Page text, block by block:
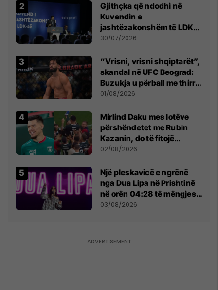
Gjithçka që ndodhi në
Kuvendin e
jashtëzakonshëm të LDK-
së
30/07/2026
“Vrisni, vrisni shqiptarët”,
skandal në UFC Beograd:
Buzukja u përball me thirrje
anti-shqiptare nga
01/08/2026
Mirlind Daku mes lotëve
përshëndetet me Rubin
Kazanin, do të fitojë
miliona te Spartak Moska
02/08/2026
Një pleskavicë e ngrënë
nga Dua Lipa në Prishtinë
në orën 04:28 të mëngjesit
- dhe bota digjitale serbe
03/08/2026